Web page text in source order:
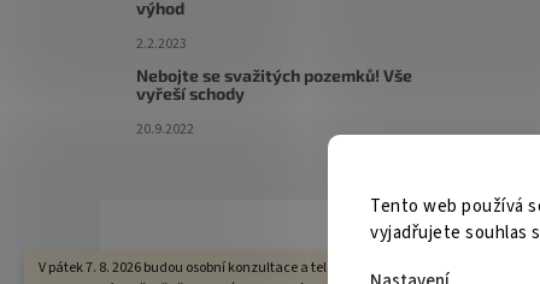
Tento web používá
vyjadřujete souhlas
V pátek 7. 8. 2026 budou osobní konzultace a telefonická podpora dostupné pouze
výhod
2.2.2023
Nebojte se svažitých pozemků! Vše
vyřeší schody
20.9.2022